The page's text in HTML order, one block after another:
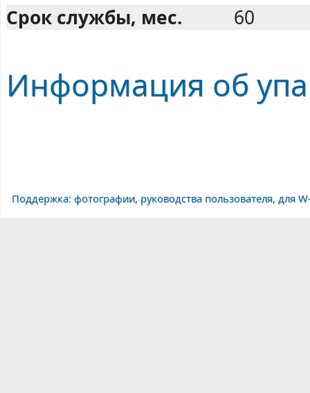
Срок службы, мес. 60
Информация об
Поддержка: фотографии, руководства пользователя, для